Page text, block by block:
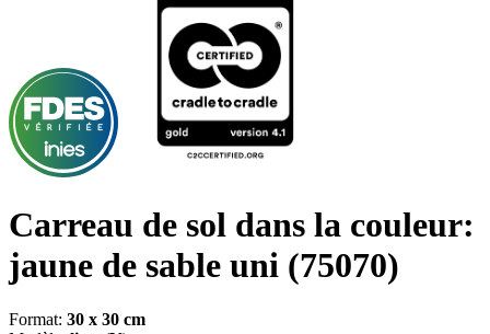
Carreau de sol dans la couleur:
jaune de sable uni (75070)
Format: 30 x 30 cm